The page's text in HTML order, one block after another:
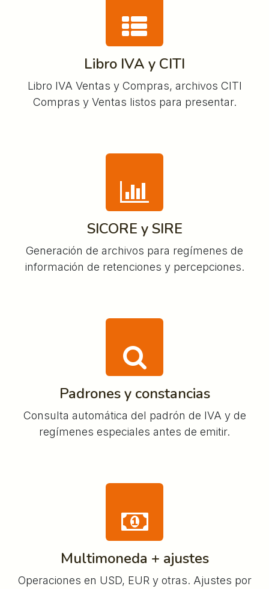
Libro IVA y CITI
Libro IVA Ventas y Compras, archivos CITI
Compras y Ventas listos para presentar.
SICORE y SIRE
Generación de archivos para regímenes de
información de retenciones y percepciones.
Padrones y constancias
Consulta automática del padrón de IVA y de
regímenes especiales antes de emitir.
Multimoneda + ajustes
Operaciones en USD, EUR y otras. Ajustes por